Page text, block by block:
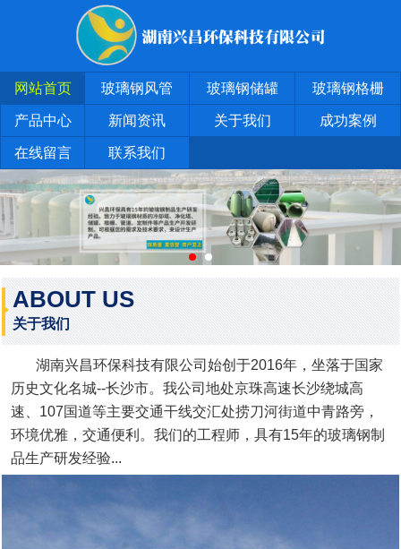
网站首页 玻璃钢风管 玻璃钢储罐 玻璃钢格栅
产品中心 新闻资讯 关于我们 成功案例
在线留言 联系我们
ABOUT US
关于我们
湖南兴昌环保科技有限公司始创于2016年，坐落于国家
历史文化名城--长沙市。我公司地处京珠高速长沙绕城高
速、107国道等主要交通干线交汇处捞刀河街道中青路旁，
环境优雅，交通便利。我们的工程师，具有15年的玻璃钢制
品生产研发经验...